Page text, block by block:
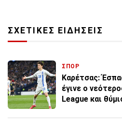
ΣΧΕΤΙΚΕΣ ΕΙΔΗΣΕΙΣ
ΣΠΟΡ
Καρέτσας:
έγινε ο
League και